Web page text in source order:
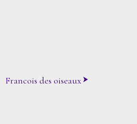
Francois des oiseaux